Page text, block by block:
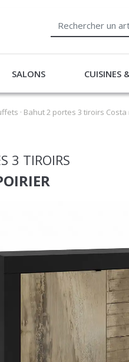
SALONS CUISINES
· Bahut 2 portes 3 tiroirs
3 TIROIRS